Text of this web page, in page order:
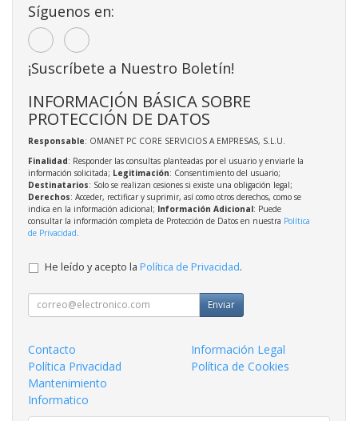
Síguenos en:
¡Suscríbete a Nuestro Boletín!
INFORMACIÓN BÁSICA SOBRE
PROTECCIÓN DE DATOS
Responsable: OMANET PC CORE SERVICIOS A EMPRESAS, S.L.U.
Finalidad: Responder las consultas planteadas por el usuario y enviarle la
información solicitada; Legitimación: Consentimiento del usuario;
Destinatarios: Solo se realizan cesiones si existe una obligación legal;
Derechos: Acceder, rectificar y suprimir, así como otros derechos, como se
indica en la información adicional; Información Adicional: Puede
consultar la información completa de Protección de Datos en nuestra Política
de Privacidad
He leído y acepto la Política de Privacidad.
Enviar
Contacto
Información Legal
Política Privacidad
Política de Cookies
Mantenimiento
Informatico